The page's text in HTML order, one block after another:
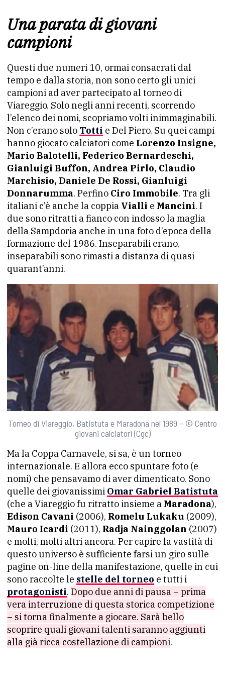
Una parata di giovani
campioni
Questi due numeri 10, ormai consacrati dal
tempo e dalla storia, non sono certo gli unici
campioni ad aver partecipato al torneo di
Viareggio. Solo negli anni recenti, scorrendo
l’elenco dei nomi, scopriamo volti inimmaginabili.
Non c’erano solo Totti e Del Piero. Su quei campi
hanno giocato calciatori come Lorenzo Insigne,
Mario Balotelli, Federico Bernardeschi,
Gianluigi Buffon, Andrea Pirlo, Claudio
Marchisio, Daniele De Rossi, Gianluigi
Donnarumma. Perfino Ciro Immobile. Tra gli
italiani c’è anche la coppia Vialli e Mancini. I
due sono ritratti a fianco con indosso la maglia
della Sampdoria anche in una foto d’epoca della
formazione del 1986. Inseparabili erano,
inseparabili sono rimasti a distanza di quasi
quarant’anni.
Torneo di Viareggio, Batistuta e Maradona nel 1989 – © Centro
giovani calciatori (Cgc)
Ma la Coppa Carnavele, si sa, è un torneo
internazionale. E allora ecco spuntare foto (e
nomi) che pensavamo di aver dimenticato. Sono
quelle dei giovanissimi Omar Gabriel Batistuta
(che a Viareggio fu ritratto insieme a Maradona),
Edison Cavani (2006), Romelu Lukaku (2009),
Mauro Icardi (2011), Radja Nainggolan (2007)
e molti, molti altri ancora. Per capire la vastità di
questo universo è sufficiente farsi un giro sulle
pagine on-line della manifestazione, quelle in cui
sono raccolte le stelle del torneo e tutti i
protagonisti. Dopo due anni di pausa – prima
vera interruzione di questa storica competizione
– si torna finalmente a giocare. Sarà bello
scoprire quali giovani talenti saranno aggiunti
alla già ricca costellazione di campioni.